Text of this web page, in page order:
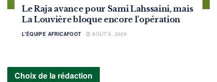
Le Raja avance pour Sami Lahssaini, mais
La Louvière bloque encore l’opération
L'ÉQUIPE AFRICAFOOT AOÛT 9, 2026
Choix de la rédaction